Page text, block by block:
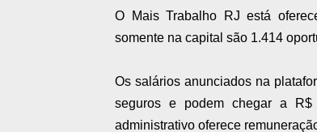
O Mais Trabalho RJ está
somente na capital são 1.414
Os salários anunciados na
seguros e podem chegar a
administrativo oferece